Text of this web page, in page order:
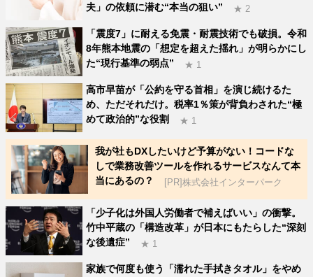
夫」の依頼に潜む“本当の狙い”
★ 2
「震度7」に耐える免震・耐震技術でも破損。令和
8年熊本地震の「想定を超えた揺れ」が明らかにし
た“現行基準の弱点”
★ 1
高市早苗が「公約を守る首相」を演じ続けるた
め、ただそれだけ。税率1％策が背負わされた“極
めて政治的”な役割
★ 1
我が社もDXしたいけど予算がない！コードな
しで業務改善ツールを作れるサービスなんて本
当にあるの？
[PR]株式会社インターパーク
「少子化は外国人労働者で補えばいい」の衝撃。
竹中平蔵の「構造改革」が日本にもたらした“深刻
な後遺症”
★ 1
家族で何度も使う「濡れた手拭きタオル」をやめ